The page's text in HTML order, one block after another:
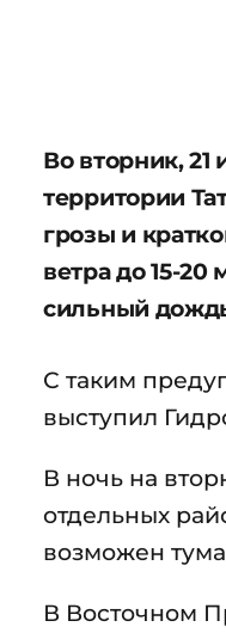
Во вторник,
территории
грозы и
ветра до 15-20
сильный
С таким
выступил
В ночь на
отдельных
возможен
В Восточном